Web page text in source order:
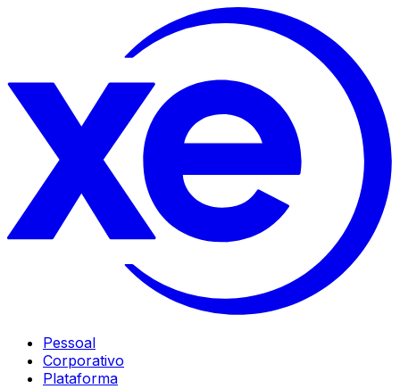
Pessoal
Corporativo
Plataforma